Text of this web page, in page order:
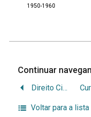
1950-1960
Continuar
Direito Civil de Portugal, contendo três livros: I. Das Pessoas, II. Das Cousas, III. Das Obrigações e Acções
Voltar para a